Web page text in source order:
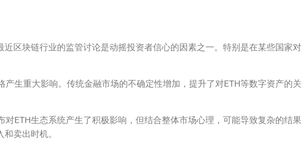
近区块链行业的监管讨论是动摇投资者信心的因素之一。特别是在某些国家
产生重大影响。传统金融市场的不确定性增加，提升了对ETH等数字资产的
ETH生态系统产生了积极影响，但结合整体市场心理，可能导致复杂的结
卖出时机。